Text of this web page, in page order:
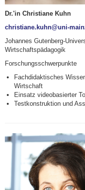
Dr.'in Christiane Kuhn
christiane.kuhn@uni-
Johannes Gutenberg-
Wirtschaftspädagogik
Forschungsschwerpunkte
Fachdidaktisches
Wirtschaft
Einsatz videobasierter
Testkonstruktion und